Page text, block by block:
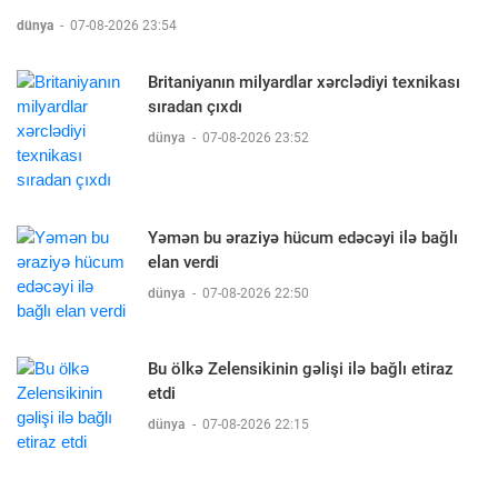
dünya - 07-08-2026 23:54
Britaniyanın milyardlar xərclədiyi texnikası
sıradan çıxdı
dünya - 07-08-2026 23:52
Yəmən bu əraziyə hücum edəcəyi ilə bağlı
elan verdi
dünya - 07-08-2026 22:50
Bu ölkə Zelensikinin gəlişi ilə bağlı etiraz
etdi
dünya - 07-08-2026 22:15